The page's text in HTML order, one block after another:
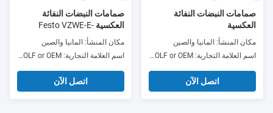
صمامات النبضات النفاثة
العكسية
مكان المنشأ: المانيا والصين
اسم العلامة التجارية: Festo, AIRWOLF or OEM
اتصل الآن
صمامات النبضات النفاثة
العكسية Festo VZWE-E-
M22C-M-G212-620-H
مكان المنشأ: المانيا والصين
اسم العلامة التجارية: Festo, AIRWOLF or OEM
اتصل الآن